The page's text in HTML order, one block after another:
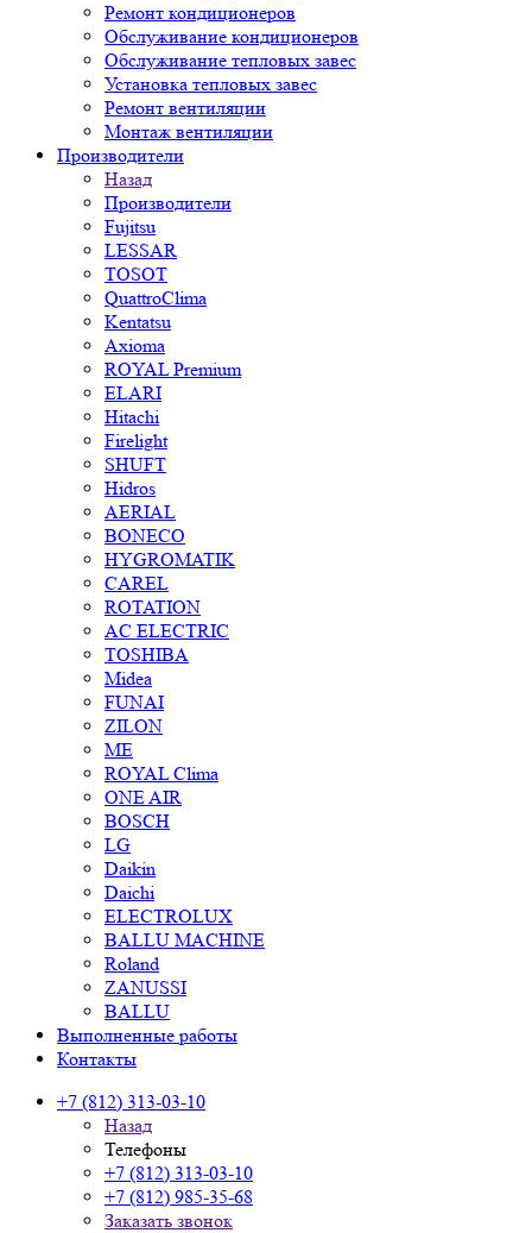
Ремонт кондиционеров
Обслуживание кондиционеров
Обслуживание тепловых завес
Установка тепловых завес
Ремонт вентиляции
Монтаж вентиляции
Производители
Назад
Производители
Fujitsu
LESSAR
TOSOT
QuattroClima
Kentatsu
Axioma
ROYAL Premium
ELARI
Hitachi
Firelight
SHUFT
Hidros
AERIAL
BONECO
HYGROMATIK
CAREL
ROTATION
AC ELECTRIC
TOSHIBA
Midea
FUNAI
ZILON
ME
ROYAL Clima
ONE AIR
BOSCH
LG
Daikin
Daichi
ELECTROLUX
BALLU MACHINE
Roland
ZANUSSI
BALLU
Выполненные работы
Контакты
+7 (812) 313-03-10
Назад
Телефоны
+7 (812) 313-03-10
+7 (812) 985-35-68
Заказать звонок